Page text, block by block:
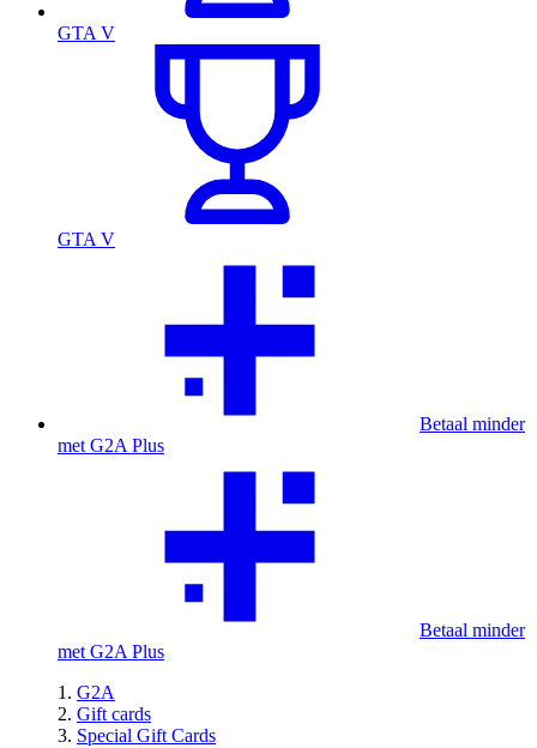
GTA V
GTA V
Betaal minder
met G2A Plus
Betaal minder
met G2A Plus
G2A
Gift cards
Special Gift Cards